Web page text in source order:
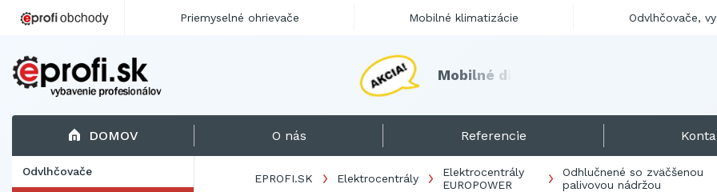
Mobilné d
DOMOV O nás Referencie
Odvlhčovače
EPROFI.SK Elektrocentrály
Elektrocentrály
EUROPOWER
Odhlučnené so zväčšenou
palivovou nádržou
Priemyselné ohrievače Mobilné klimatizácie Odvlhčovače,